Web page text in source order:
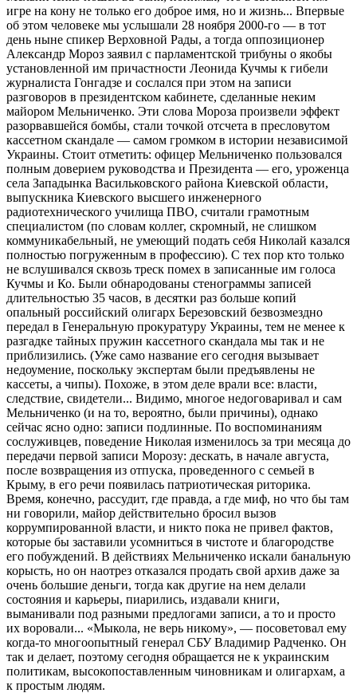
игре на кону не только его доброе имя, но и жизнь... Впервые
об этом человеке мы услышали 28 ноября 2000-го — в тот
день ныне спикер Верховной Рады, а тогда оппозиционер
Александр Мороз заявил с парламентской трибуны о якобы
установленной им причастности Леонида Кучмы к гибели
журналиста Гонгадзе и сослался при этом на записи
разговоров в президентском кабинете, сделанные неким
майором Мельниченко. Эти слова Мороза произвели эффект
разорвавшейся бомбы, стали точкой отсчета в пресловутом
кассетном скандале — самом громком в истории независимой
Украины. Стоит отметить: офицер Мельниченко пользовался
полным доверием руководства и Президента — его, уроженца
села Западынка Васильковского района Киевской области,
выпускника Киевского высшего инженерного
радиотехнического училища ПВО, считали грамотным
специалистом (по словам коллег, скромный, не слишком
коммуникабельный, не умеющий подать себя Николай казался
полностью погруженным в профессию). С тех пор кто только
не вслушивался сквозь треск помех в записанные им голоса
Кучмы и Ко. Были обнародованы стенограммы записей
длительностью 35 часов, в десятки раз больше копий
опальный российский олигарх Березовский безвозмездно
передал в Генеральную прокуратуру Украины, тем не менее к
разгадке тайных пружин кассетного скандала мы так и не
приблизились. (Уже само название его сегодня вызывает
недоумение, поскольку экспертам были предъявлены не
кассеты, а чипы). Похоже, в этом деле врали все: власти,
следствие, свидетели... Видимо, многое недоговаривал и сам
Мельниченко (и на то, вероятно, были причины), однако
сейчас ясно одно: записи подлинные. По воспоминаниям
сослуживцев, поведение Николая изменилось за три месяца до
передачи первой записи Морозу: дескать, в начале августа,
после возвращения из отпуска, проведенного с семьей в
Крыму, в его речи появилась патриотическая риторика.
Время, конечно, рассудит, где правда, а где миф, но что бы там
ни говорили, майор действительно бросил вызов
коррумпированной власти, и никто пока не привел фактов,
которые бы заставили усомниться в чистоте и благородстве
его побуждений. В действиях Мельниченко искали банальную
корысть, но он наотрез отказался продать свой архив даже за
очень большие деньги, тогда как другие на нем делали
состояния и карьеры, пиарились, издавали книги,
выманивали под разными предлогами записи, а то и просто
их воровали... «Мыкола, не верь никому», — посоветовал ему
когда-то многоопытный генерал СБУ Владимир Радченко. Он
так и делает, поэтому сегодня обращается не к украинским
политикам, высокопоставленным чиновникам и олигархам, а
к простым людям.